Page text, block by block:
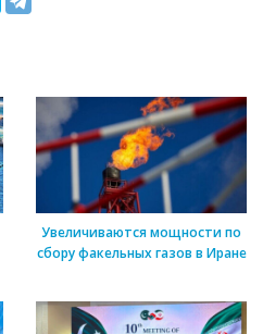
Увеличиваются мощности по
сбору факельных газов в Иране